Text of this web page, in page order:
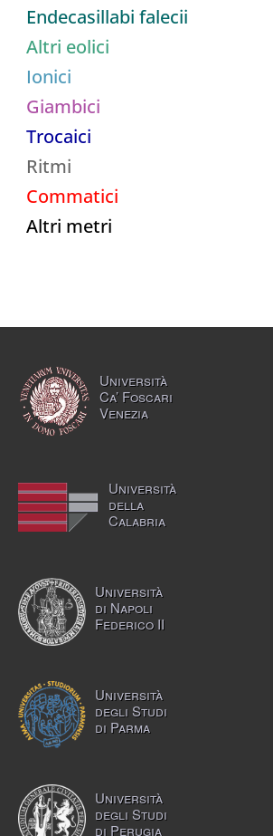
Endecasillabi falecii
Altri eolici
Ionici
Giambici
Trocaici
Ritmi
Commatici
Altri metri
Università
Ca’ Foscari
Venezia
Università
della
Calabria
Università
di Napoli
Federico II
Università
degli Studi
di Parma
Università
degli Studi
di Perugia